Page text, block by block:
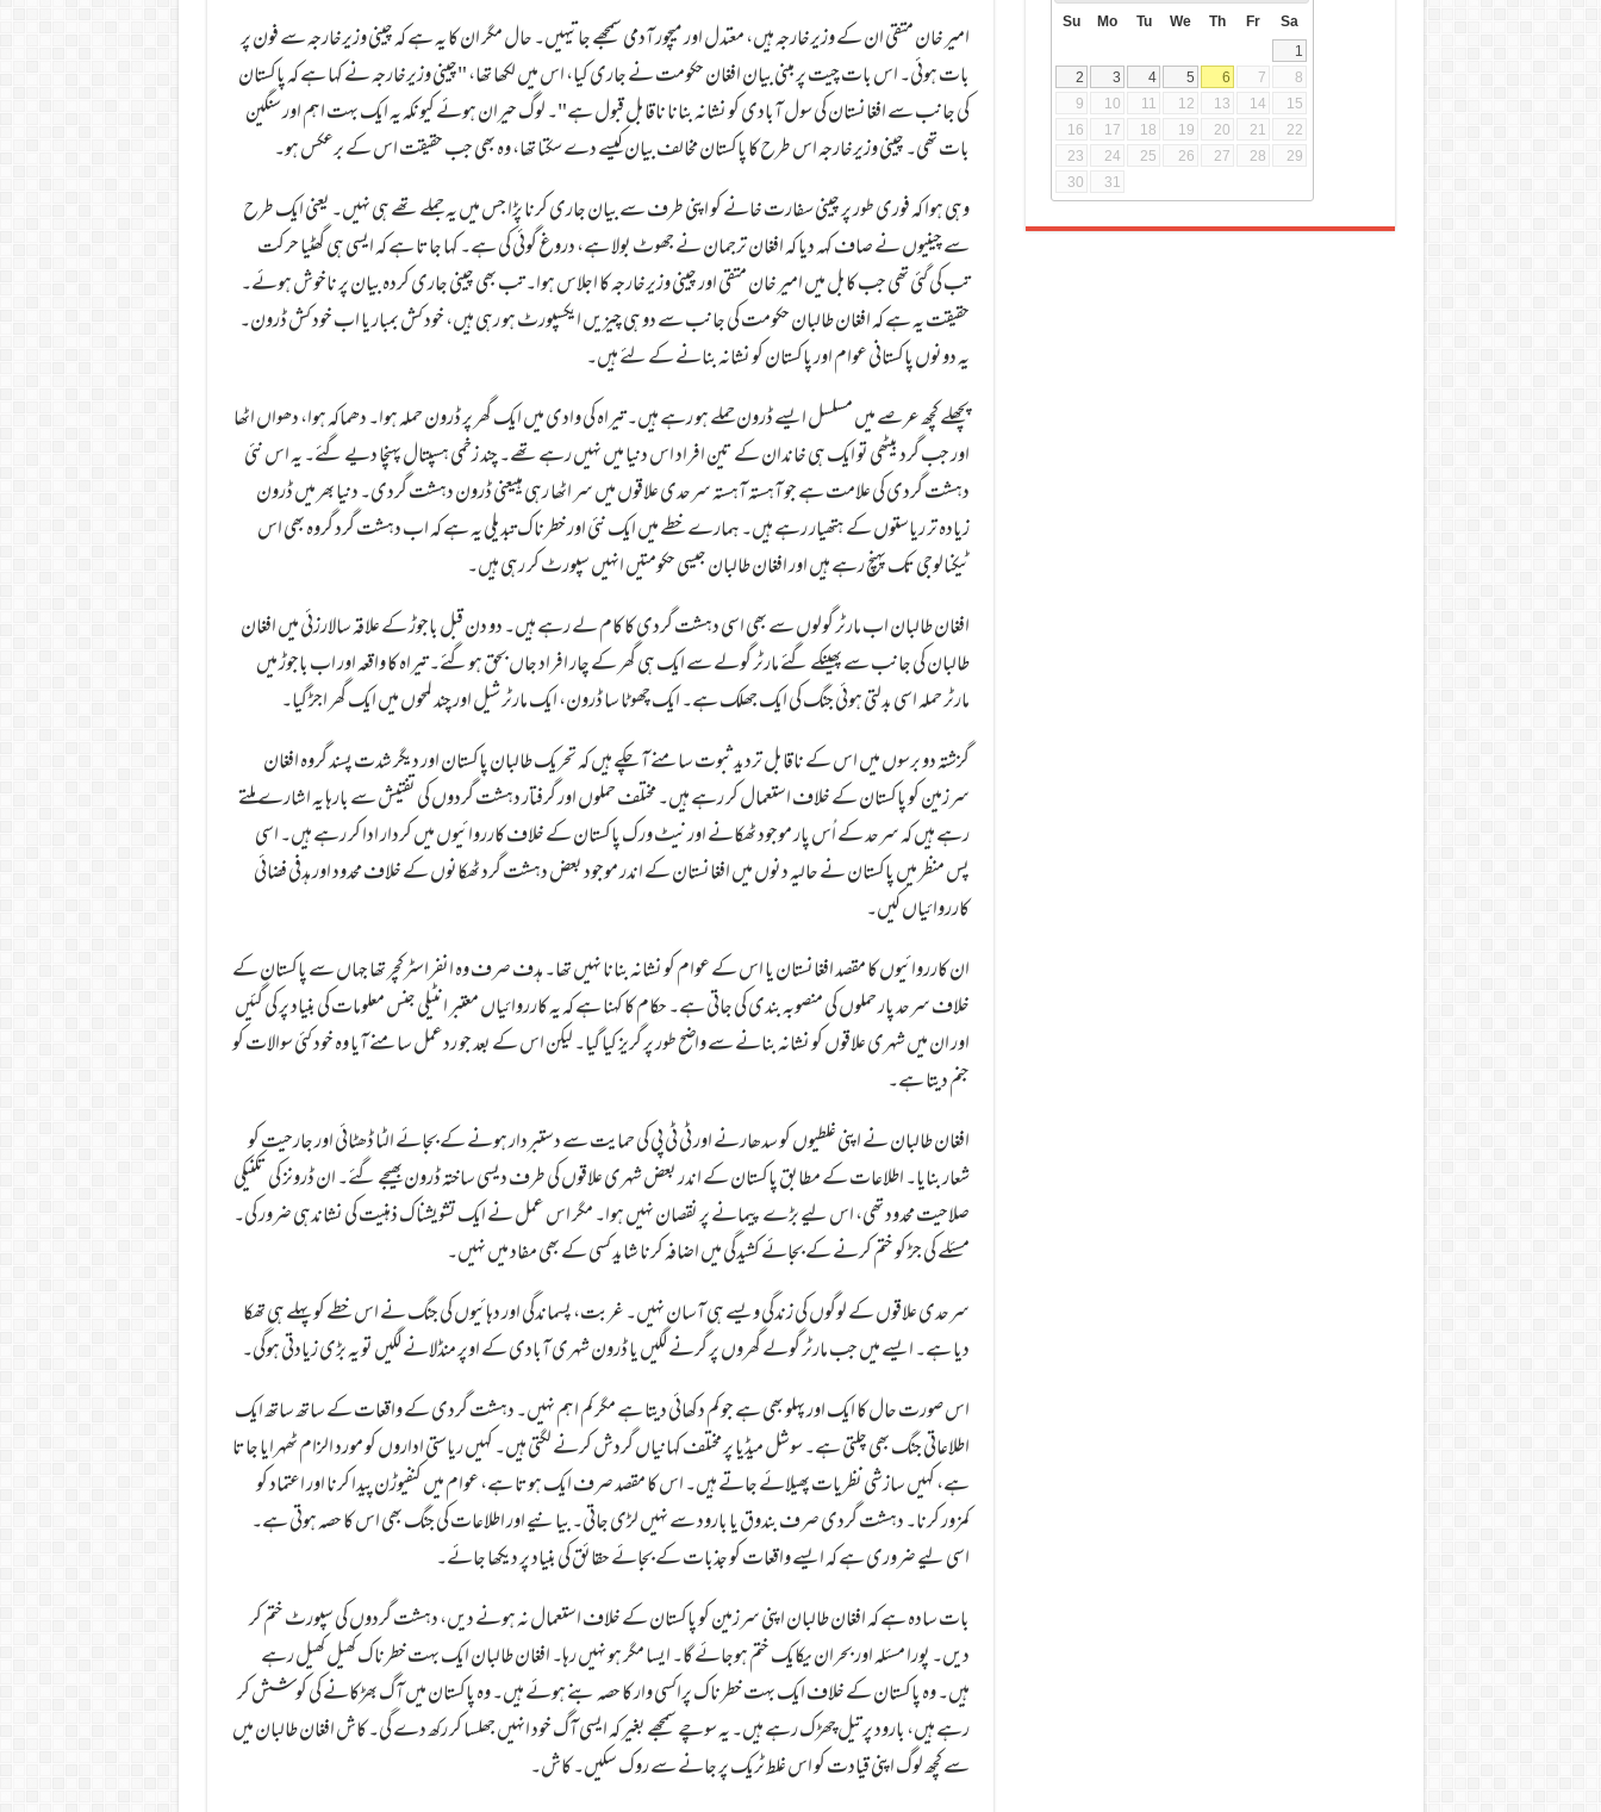
امیر خان متقی ان کے وزیرخارجہ ہیں، معتدل اور میچور آدمی سمجھے جاتیہیں۔ حال مگر ان کا یہ ہے کہ چینی وزیرخارجہ سے فون پر
بات ہوئی۔ اس بات چیت پر مبنی بیان افغان حکومت نے جاری کیا، اس میں لکھا تھا، "چینی وزیرخارجہ نے کہا ہے کہ پاکستان
کی جانب سے افغانستان کی سول آبادی کو نشانہ بنانا ناقابل قبول ہے"۔ لوگ حیران ہوئے کیونکہ یہ ایک بہت اہم اور سنگین
بات تھی۔ چینی وزیرخارجہ اس طرح کا پاکستان مخالف بیان کیسے دے سکتا تھا، وہ بھی جب حقیقت اس کے برعکس ہو۔
وہی ہوا کہ فوری طور پر چینی سفارت خانے کو اپنی طرف سے بیان جاری کرنا پڑا جس میں یہ جملے تھے ہی نہیں۔ یعنی ایک طرح
سے چینیوں نے صاف کہہ دیا کہ افغان ترجمان نے جھوٹ بولا ہے، دروغ گوئی کی ہے۔ کہا جاتا ہے کہ ایسی ہی گھٹیا حرکت
تب کی گئی تھی جب کابل میں امیر خان متقی اور چینی وزیرخارجہ کا اجلاس ہوا۔ تب بھی چینی جاری کردہ بیان پر ناخوش ہوئے۔
حقیقت یہ ہے کہ افغان طالبان حکومت کی جانب سے دو ہی چیزیں ایکسپورٹ ہو رہی ہیں، خود کش بمبار یا اب خود کش ڈرون۔
یہ دونوں پاکستانی عوام اور پاکستان کو نشانہ بنانے کے لئے ہیں۔
پچھلے کچھ عرصے میں مسلسل ایسے ڈرون حملے ہو رہے ہیں۔ تیراہ کی وادی میں ایک گھر پر ڈرون حملہ ہوا۔ دھماکہ ہوا، دھواں اٹھا
اور جب گرد بیٹھی تو ایک ہی خاندان کے تین افراد اس دنیا میں نہیں رہے تھے۔ چند زخمی ہسپتال پہنچا دیے گئے۔ یہ اس نئی
دہشت گردی کی علامت ہے جو آہستہ آہستہ سرحدی علاقوں میں سر اٹھا رہی ہییعنی ڈرون دہشت گردی۔ دنیا بھر میں ڈرون
زیادہ تر ریاستوں کے ہتھیار رہے ہیں۔ ہمارے خطے میں ایک نئی اور خطرناک تبدیلی یہ ہے کہ اب دہشت گرد گروہ بھی اس
ٹیکنالوجی تک پہنچ رہے ہیں اور افغان طالبان جیسی حکومتیں انہیں سپورٹ کر رہی ہیں۔
افغان طالبان اب مارٹر گولوں سے بھی اسی دہشت گردی کا کام لے رہے ہیں۔ دو دن قبل باجوڑ کے علاقہ سالارزئی میں افغان
طالبان کی جانب سے پھینکے گئے مارٹر گولے سے ایک ہی گھر کے چار افراد جاں بحق ہوگئے۔ تیراہ کا واقعہ اور اب باجوڑ میں
مارٹر حملہ اسی بدلتی ہوئی جنگ کی ایک جھلک ہے۔ ایک چھوٹا سا ڈرون، ایک مارٹر شیل اور چند لمحوں میں ایک گھر اجڑ گیا۔
گزشتہ دو برسوں میں اس کے ناقابل تردید ثبوت سامنے آ چکے ہیں کہ تحریک طالبان پاکستان اور دیگر شدت پسند گروہ افغان
سرزمین کو پاکستان کے خلاف استعمال کر رہے ہیں۔ مختلف حملوں اور گرفتار دہشت گردوں کی تفتیش سے بارہا یہ اشارے ملتے
رہے ہیں کہ سرحد کے اُس پار موجود ٹھکانے اور نیٹ ورک پاکستان کے خلاف کارروائیوں میں کردار ادا کر رہے ہیں۔ اسی
پس منظر میں پاکستان نے حالیہ دنوں میں افغانستان کے اندر موجود بعض دہشت گرد ٹھکانوں کے خلاف محدود اور ہدفی فضائی
کارروائیاں کیں۔
ان کارروائیوں کا مقصد افغانستان یا اس کے عوام کو نشانہ بنانا نہیں تھا۔ ہدف صرف وہ انفراسٹرکچر تھا جہاں سے پاکستان کے
خلاف سرحد پار حملوں کی منصوبہ بندی کی جاتی ہے۔ حکام کا کہنا ہے کہ یہ کارروائیاں معتبر انٹیلی جنس معلومات کی بنیاد پر کی گئیں
اور ان میں شہری علاقوں کو نشانہ بنانے سے واضح طور پر گریز کیا گیا۔ لیکن اس کے بعد جو ردعمل سامنے آیا وہ خود کئی سوالات کو
جنم دیتا ہے۔
افغان طالبان نے اپنی غلطیوں کو سدھارنے اور ٹی ٹی پی کی حمایت سے دستبردار ہونے کے بجائے الٹا ڈھٹائی اور جارحیت کو
شعار بنایا۔ اطلاعات کے مطابق پاکستان کے اندر بعض شہری علاقوں کی طرف دیسی ساختہ ڈرون بھیجے گئے۔ ان ڈرونز کی تکنیکی
صلاحیت محدود تھی، اس لیے بڑے پیمانے پر نقصان نہیں ہوا۔ مگر اس عمل نے ایک تشویشناک ذہنیت کی نشاندہی ضرور کی۔
مسئلے کی جڑ کو ختم کرنے کے بجائے کشیدگی میں اضافہ کرنا شاید کسی کے بھی مفاد میں نہیں۔
سرحدی علاقوں کے لوگوں کی زندگی ویسے ہی آسان نہیں۔ غربت، پسماندگی اور دہائیوں کی جنگ نے اس خطے کو پہلے ہی تھکا
دیا ہے۔ ایسے میں جب مارٹر گولے گھروں پر گرنے لگیں یا ڈرون شہری آبادی کے اوپر منڈلانے لگیں تو یہ بڑی زیادتی ہوگی۔
اس صورت حال کا ایک اور پہلو بھی ہے جو کم دکھائی دیتا ہے مگر کم اہم نہیں۔ دہشت گردی کے واقعات کے ساتھ ساتھ ایک
اطلاعاتی جنگ بھی چلتی ہے۔ سوشل میڈیا پر مختلف کہانیاں گردش کرنے لگتی ہیں۔ کہیں ریاستی اداروں کو مورد الزام ٹھہرایا جاتا
ہے، کہیں سازشی نظریات پھیلائے جاتے ہیں۔ اس کا مقصد صرف ایک ہوتا ہے، عوام میں کنفیوڑن پیدا کرنا اور اعتماد کو
کمزور کرنا۔ دہشت گردی صرف بندوق یا بارود سے نہیں لڑی جاتی۔ بیانیے اور اطلاعات کی جنگ بھی اس کا حصہ ہوتی ہے۔
اسی لیے ضروری ہے کہ ایسے واقعات کو جذبات کے بجائے حقائق کی بنیاد پر دیکھا جائے۔
بات سادہ ہے کہ افغان طالبان اپنی سرزمین کو پاکستان کے خلاف استعمال نہ ہونے دیں، دہشت گردوں کی سپورٹ ختم کر
دیں۔ پورا مسئلہ اور بحران یکایک ختم ہوجائے گا۔ ایسا مگر ہو نہیں رہا۔ افغان طالبان ایک بہت خطرناک کھیل کھیل رہے
ہیں۔ وہ پاکستان کے خلاف ایک بہت خطرناک پراکسی وار کا حصہ بنے ہوئے ہیں۔ وہ پاکستان میں آگ بھڑکانے کی کوشش کر
رہے ہیں، بارود پر تیل چھڑک رہے ہیں۔ یہ سوچے سمجھے بغیر کہ ایسی آگ خود انہیں جھلسا کر رکھ دے گی۔ کاش افغان طالبان میں
سے کچھ لوگ اپنی قیادت کو اس غلط ٹریک پر جانے سے روک سکیں۔ کاش۔
Su Mo Tu We Th Fr
Sa
1
2
3 4 5 6 7
8
9
10 11 12 13 14
15
16
17 18 19 20 21
22
23
24 25 26 27 28
29
30
31